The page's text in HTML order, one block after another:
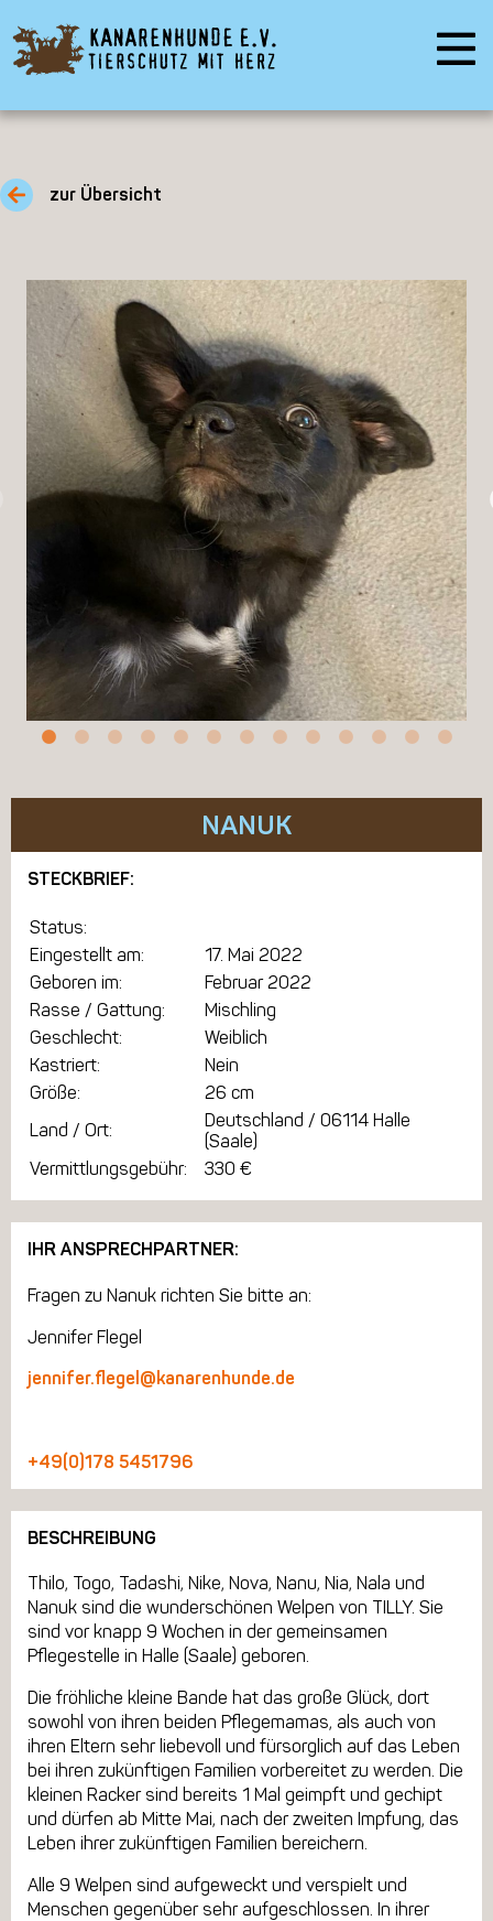
zur Übersicht
NANUK
STECKBRIEF:
Status:
Eingestellt am:
17. Mai 2022
Geboren im:
Februar 2022
Rasse / Gattung:
Mischling
Geschlecht:
Weiblich
Kastriert:
Nein
Größe:
26 cm
Land / Ort:
Deutschland / 06114 Halle
(Saale)
Vermittlungsgebühr:
330 €
IHR ANSPRECHPARTNER:
Fragen zu Nanuk richten Sie bitte an:
Jennifer Flegel
jennifer.flegel@kanarenhunde.de
+49(0)178 5451796
BESCHREIBUNG
Thilo, Togo, Tadashi, Nike, Nova, Nanu, Nia, Nala und
Nanuk sind die wunderschönen Welpen von TILLY. Sie
sind vor knapp 9 Wochen in der gemeinsamen
Pflegestelle in Halle (Saale) geboren.
Die fröhliche kleine Bande hat das große Glück, dort
sowohl von ihren beiden Pflegemamas, als auch von
ihren Eltern sehr liebevoll und fürsorglich auf das Leben
bei ihren zukünftigen Familien vorbereitet zu werden. Die
kleinen Racker sind bereits 1 Mal geimpft und gechipt
und dürfen ab Mitte Mai, nach der zweiten Impfung, das
Leben ihrer zukünftigen Familien bereichern.
Alle 9 Welpen sind aufgeweckt und verspielt und
Menschen gegenüber sehr aufgeschlossen. In ihrer